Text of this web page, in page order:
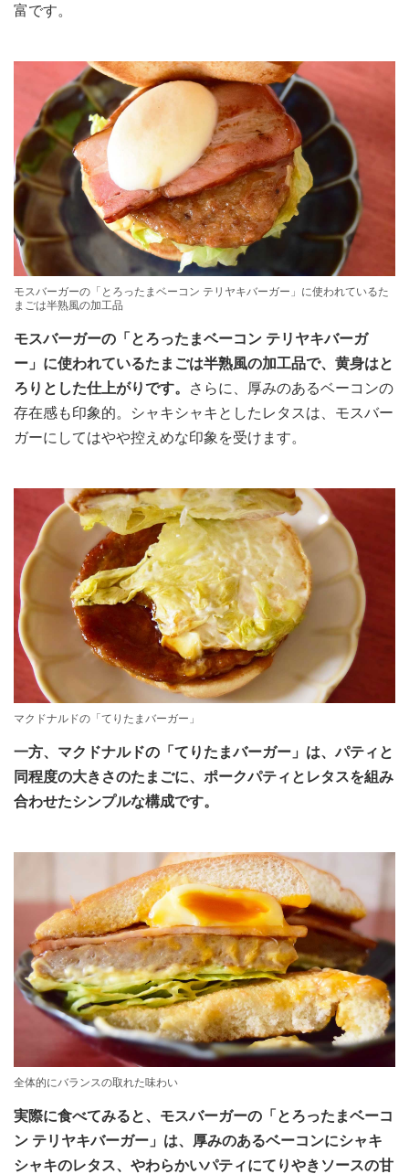
富です。
モスバーガーの「とろったまベーコン テリヤキバーガー」に使われているた
まごは半熟風の加工品
モスバーガーの「とろったまベーコン テリヤキバーガ
ー」に使われているたまごは半熟風の加工品で、黄身はと
ろりとした仕上がりです。
さらに、厚みのあるベーコンの
存在感も印象的。シャキシャキとしたレタスは、モスバー
ガーにしてはやや控えめな印象を受けます。
マクドナルドの「てりたまバーガー」
一方、マクドナルドの「てりたまバーガー」は、パティと
同程度の大きさのたまごに、ポークパティとレタスを組み
合わせたシンプルな構成です。
全体的にバランスの取れた味わい
実際に食べてみると、モスバーガーの「とろったまベーコ
ン テリヤキバーガー」は、厚みのあるベーコンにシャキ
シャキのレタス、やわらかいパティにてりやきソースの甘